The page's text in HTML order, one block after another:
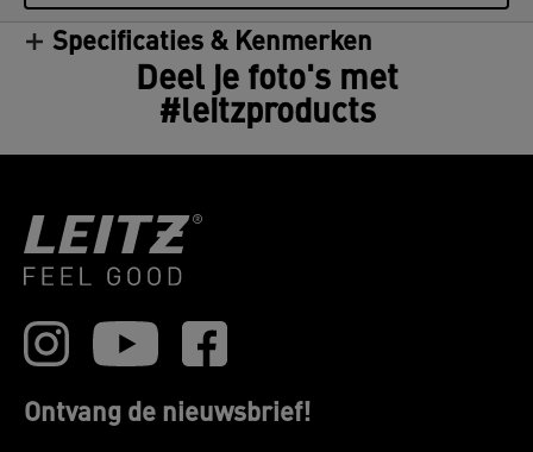
Specificaties & Kenmerken
Deel je foto's met
#leitzproducts
Ontvang de nieuwsbrief!